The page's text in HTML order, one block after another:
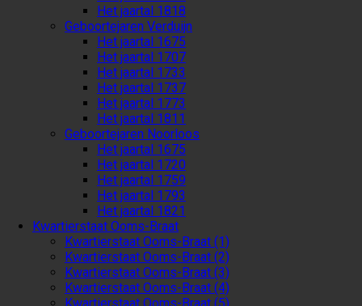
Het jaartal 1818
Geboortejaren Verduijn
Het jaartal 1675
Het jaartal 1707
Het jaartal 1733
Het jaartal 1737
Het jaartal 1773
Het jaartal 1811
Geboortejaren Noorloos
Het jaartal 1675
Het jaartal 1720
Het jaartal 1759
Het jaartal 1793
Het jaartal 1821
Kwartierstaat Ooms-Braat
Kwartierstaat Ooms-Braat (1)
Kwartierstaat Ooms-Braat (2)
Kwartierstaat Ooms-Braat (3)
Kwartierstaat Ooms-Braat (4)